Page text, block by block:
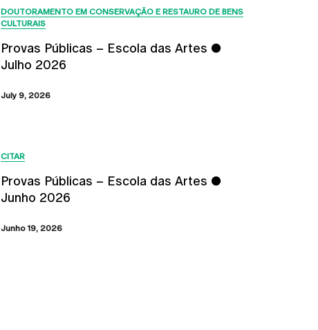
DOUTORAMENTO EM CONSERVAÇÃO E RESTAURO DE BENS
CULTURAIS
Provas Públicas – Escola das Artes ●
Julho 2026
July 9, 2026
CITAR
Provas Públicas – Escola das Artes ●
Junho 2026
Junho 19, 2026